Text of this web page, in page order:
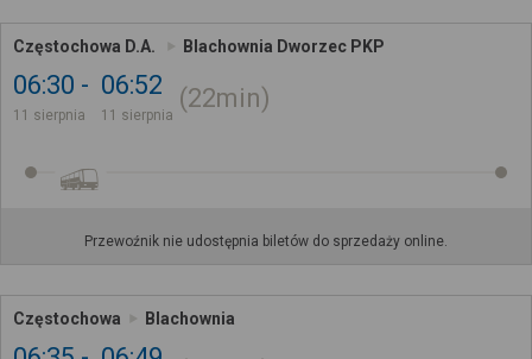
Częstochowa D.A. Blachownia Dworzec PKP
06:30
11 sierpnia
06:52
11 sierpnia
22min
Przewoźnik nie udostępnia biletów do sprzedaży online.
Częstochowa Blachownia